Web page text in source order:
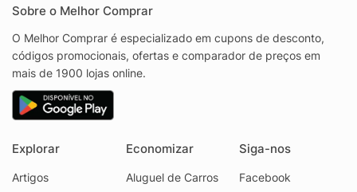
Sobre o Melhor Comprar
O Melhor Comprar é especializado em cupons de desconto,
códigos promocionais, ofertas e comparador de preços em
mais de 1900 lojas online.
Explorar
Artigos
Economizar
Aluguel de Carros
Siga-nos
Facebook